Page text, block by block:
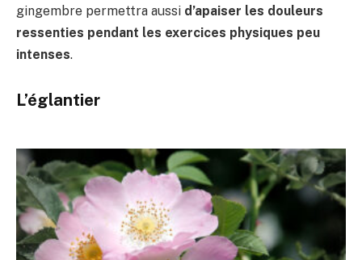
gingembre permettra aussi d’apaiser les douleurs
ressenties pendant les exercices physiques peu
intenses.
L’églantier